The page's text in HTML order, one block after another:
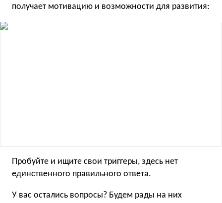
получает мотивацию и возможности для развития:
Пробуйте и ищите свои триггеры, здесь нет
единственного правильного ответа.
У вас остались вопросы? Будем рады на них